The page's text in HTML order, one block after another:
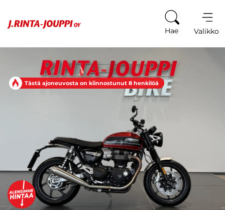
Hae Valikko
Tästä ajoneuvosta on kiinnostunut 8 henkilöä